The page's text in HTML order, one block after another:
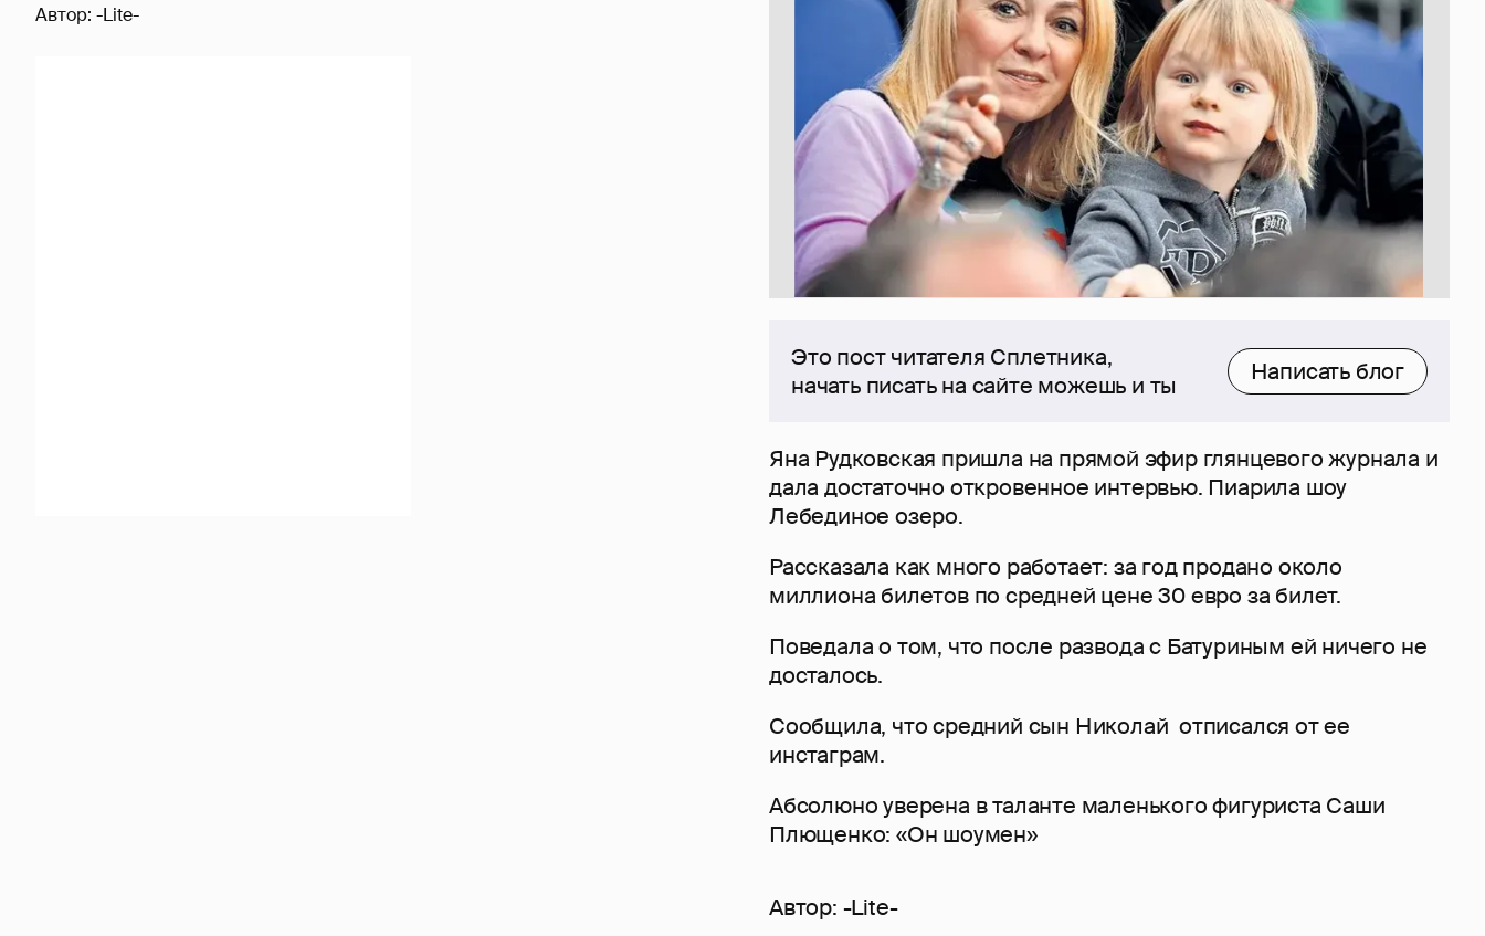
Это пост читателя Сплетника,
начать писать на сайте можешь и ты
Написать блог
Яна Рудковская пришла на прямой эфир глянцевого журнала и
дала достаточно откровенное интервью. Пиарила шоу
Лебединое озеро.
Рассказала как много работает: за год продано около
миллиона билетов по средней цене 30 евро за билет.
Поведала о том, что после развода с Батуриным ей ничего не
досталось.
Сообщила, что средний сын Николай отписался от ее
инстаграм.
Абсолюно уверена в таланте маленького фигуриста Саши
Плющенко: «Он шоумен»
Автор: -Lite-
Автор: -Lite-